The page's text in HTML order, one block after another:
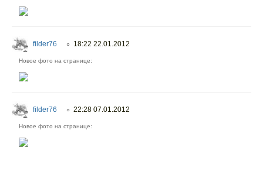
filder76 ○ 18:22 22.01.2012
Новое фото на странице:
filder76 ○ 22:28 07.01.2012
Новое фото на странице: